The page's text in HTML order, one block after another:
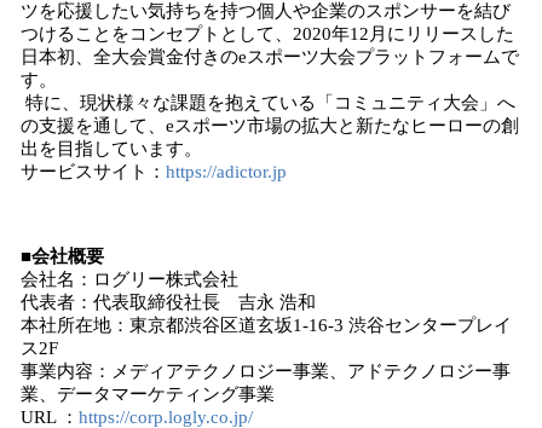
ツを応援したい気持ちを持つ個人や企業のスポンサーを結び
つけることをコンセプトとして、2020年12月にリリースした
日本初、全大会賞金付きのeスポーツ大会プラットフォームで
す。
特に、現状様々な課題を抱えている「コミュニティ大会」へ
の支援を通して、eスポーツ市場の拡大と新たなヒーローの創
出を目指しています。
サービスサイト： https://adictor.jp
■会社概要
会社名：ログリー株式会社
代表者：代表取締役社長 吉永 浩和
本社所在地：東京都渋谷区道玄坂1-16-3 渋谷センタープレイ
ス2F
事業内容：メディアテクノロジー事業、アドテクノロジー事
業、データマーケティング事業
URL ： https://corp.logly.co.jp/